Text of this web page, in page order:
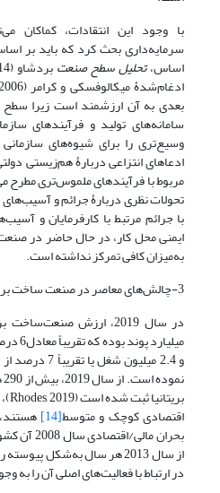
با وجود این انتقادات، کماکان
سرمایه‌داری بحث کرد که باید بر
اساس،تحلیل سطح صنعت
بعدی به آن ارزشمند است زیرا سطح
سامانه‌های تولید و فرآیندهای
وسیع‌تری را برای شیوه‌‌‌های
ادعاهای انتزاعی دربارۀ هم‌زیستی
مربوط با فرآیندهای ملموس‌تری مطرح
تحولات نظری دربارۀ جرائم و
با جرائم مرتبط با کارفرمایان و
ایمنی محل کار، در حال حاضر در
به‌میزان کافی تمرکز نداشته است.
3-چالش‌‌‌های معاصر در صنعت ساخت بریتانیا
و 2.4 میلیون
اقتصادی کوچک و متوسط[14]
بحران
از سال 2013 هر سال به‌شکل
در ارتباط با فعالیت‌های اصلی آن را به